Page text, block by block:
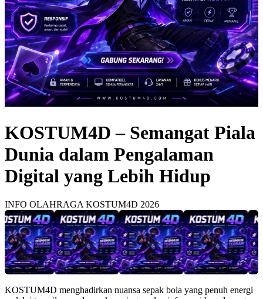
KOSTUM4D – Semangat Piala
Dunia dalam Pengalaman
Digital yang Lebih Hidup
INFO OLAHRAGA KOSTUM4D 2026
KOSTUM4D menghadirkan nuansa sepak bola yang penuh energi